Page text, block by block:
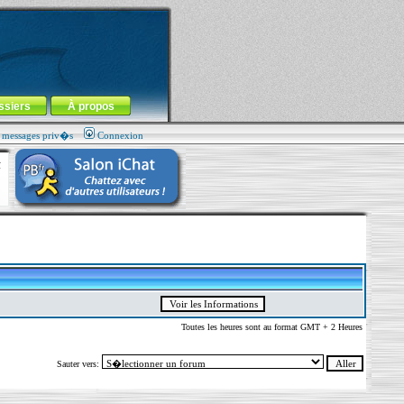
À propos
priv�s Connexion
Toutes les heures sont au format GMT + 2 Heures
Sauter vers: